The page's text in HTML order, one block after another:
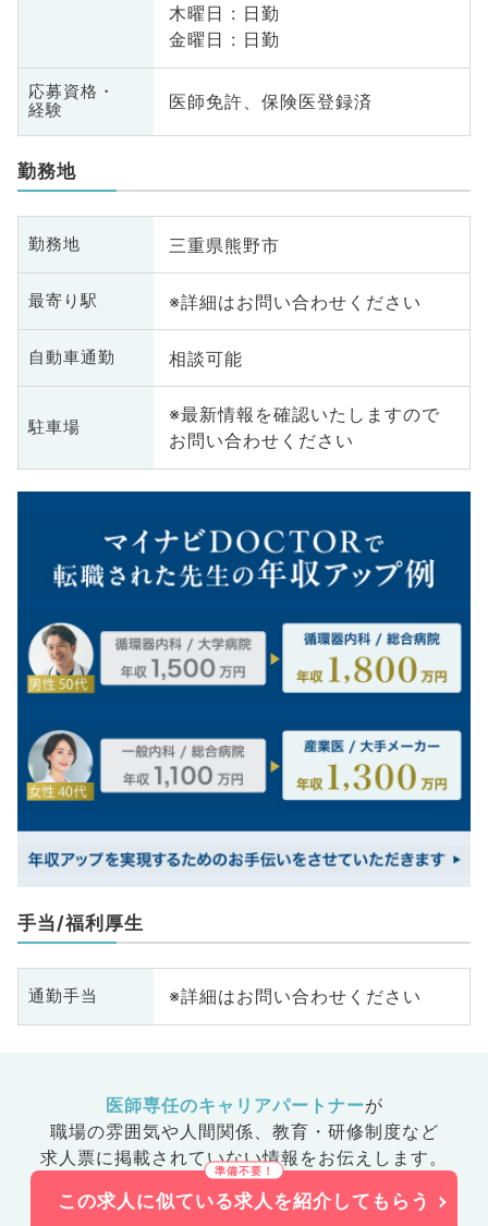
木曜日 : 日勤
金曜日 : 日勤
応募資格・
経験
医師免許、保険医登録済
勤務地
勤務地 三重県熊野市
最寄り駅 ※詳細はお問い合わせください
自動車通勤 相談可能
駐車場
※最新情報を確認いたしますので
お問い合わせください
手当/福利厚生
通勤手当 ※詳細はお問い合わせください
医師専任のキャリアパートナーが
職場の雰囲気や人間関係、 教育・研修制度など
求人票に掲載されていない情報をお伝えします。
この求人に似ている求人を紹介してもらう